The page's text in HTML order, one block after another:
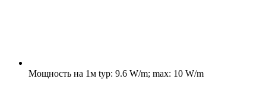
Мощность на 1м typ: 9.6 W/m; max: 10 W/m